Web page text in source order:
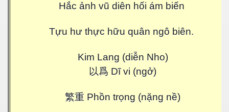
Hắc ảnh vũ diên hối ám biến
Tựu hư thực hữu quân ngô biên.
Kim Lang (diễn Nho)
以爲 Dĩ vi (ngở)
繁重 Phồn trọng (nặng nề)